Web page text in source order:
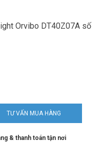
Orvibo DT40Z07A số
TƯ VẤN MUA HÀNG
& thanh toán tận nơi